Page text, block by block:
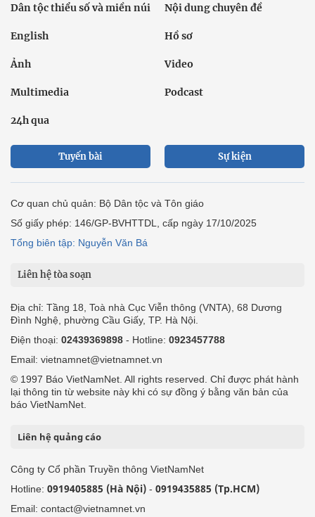
Dân tộc thiểu số và miền núi Nội dung chuyên đề
English Hồ sơ
Ảnh Video
Multimedia Podcast
24h qua
Tuyến bài Sự kiện
Cơ quan chủ quản: Bộ Dân tộc và Tôn giáo
Số giấy phép: 146/GP-BVHTTDL, cấp ngày 17/10/2025
Tổng biên tập: Nguyễn Văn Bá
Liên hệ tòa soạn
Địa chỉ: Tầng 18, Toà nhà Cục Viễn thông (VNTA), 68 Dương
Đình Nghệ, phường Cầu Giấy, TP. Hà Nội.
Điện thoại: 02439369898 - Hotline: 0923457788
Email: vietnamnet@vietnamnet.vn
© 1997 Báo VietNamNet. All rights reserved. Chỉ được phát hành
lại thông tin từ website này khi có sự đồng ý bằng văn bản của
báo VietNamNet.
Liên hệ quảng cáo
Công ty Cổ phần Truyền thông VietNamNet
Hotline: 0919405885 (Hà Nội) - 0919435885 (Tp.HCM)
Email: contact@vietnamnet.vn